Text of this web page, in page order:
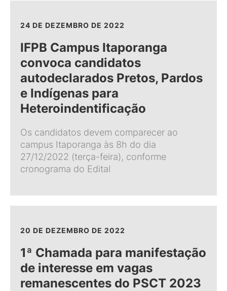
24 DE DEZEMBRO DE 2022
IFPB Campus Itaporanga
convoca candidatos
autodeclarados Pretos, Pardos
e Indígenas para
Heteroindentificação
Os candidatos devem comparecer ao
campus Itaporanga às 8h do dia
27/12/2022 (terça-feira), conforme
cronograma do Edital
20 DE DEZEMBRO DE 2022
1ª Chamada para manifestação
de interesse em vagas
remanescentes do PSCT 2023